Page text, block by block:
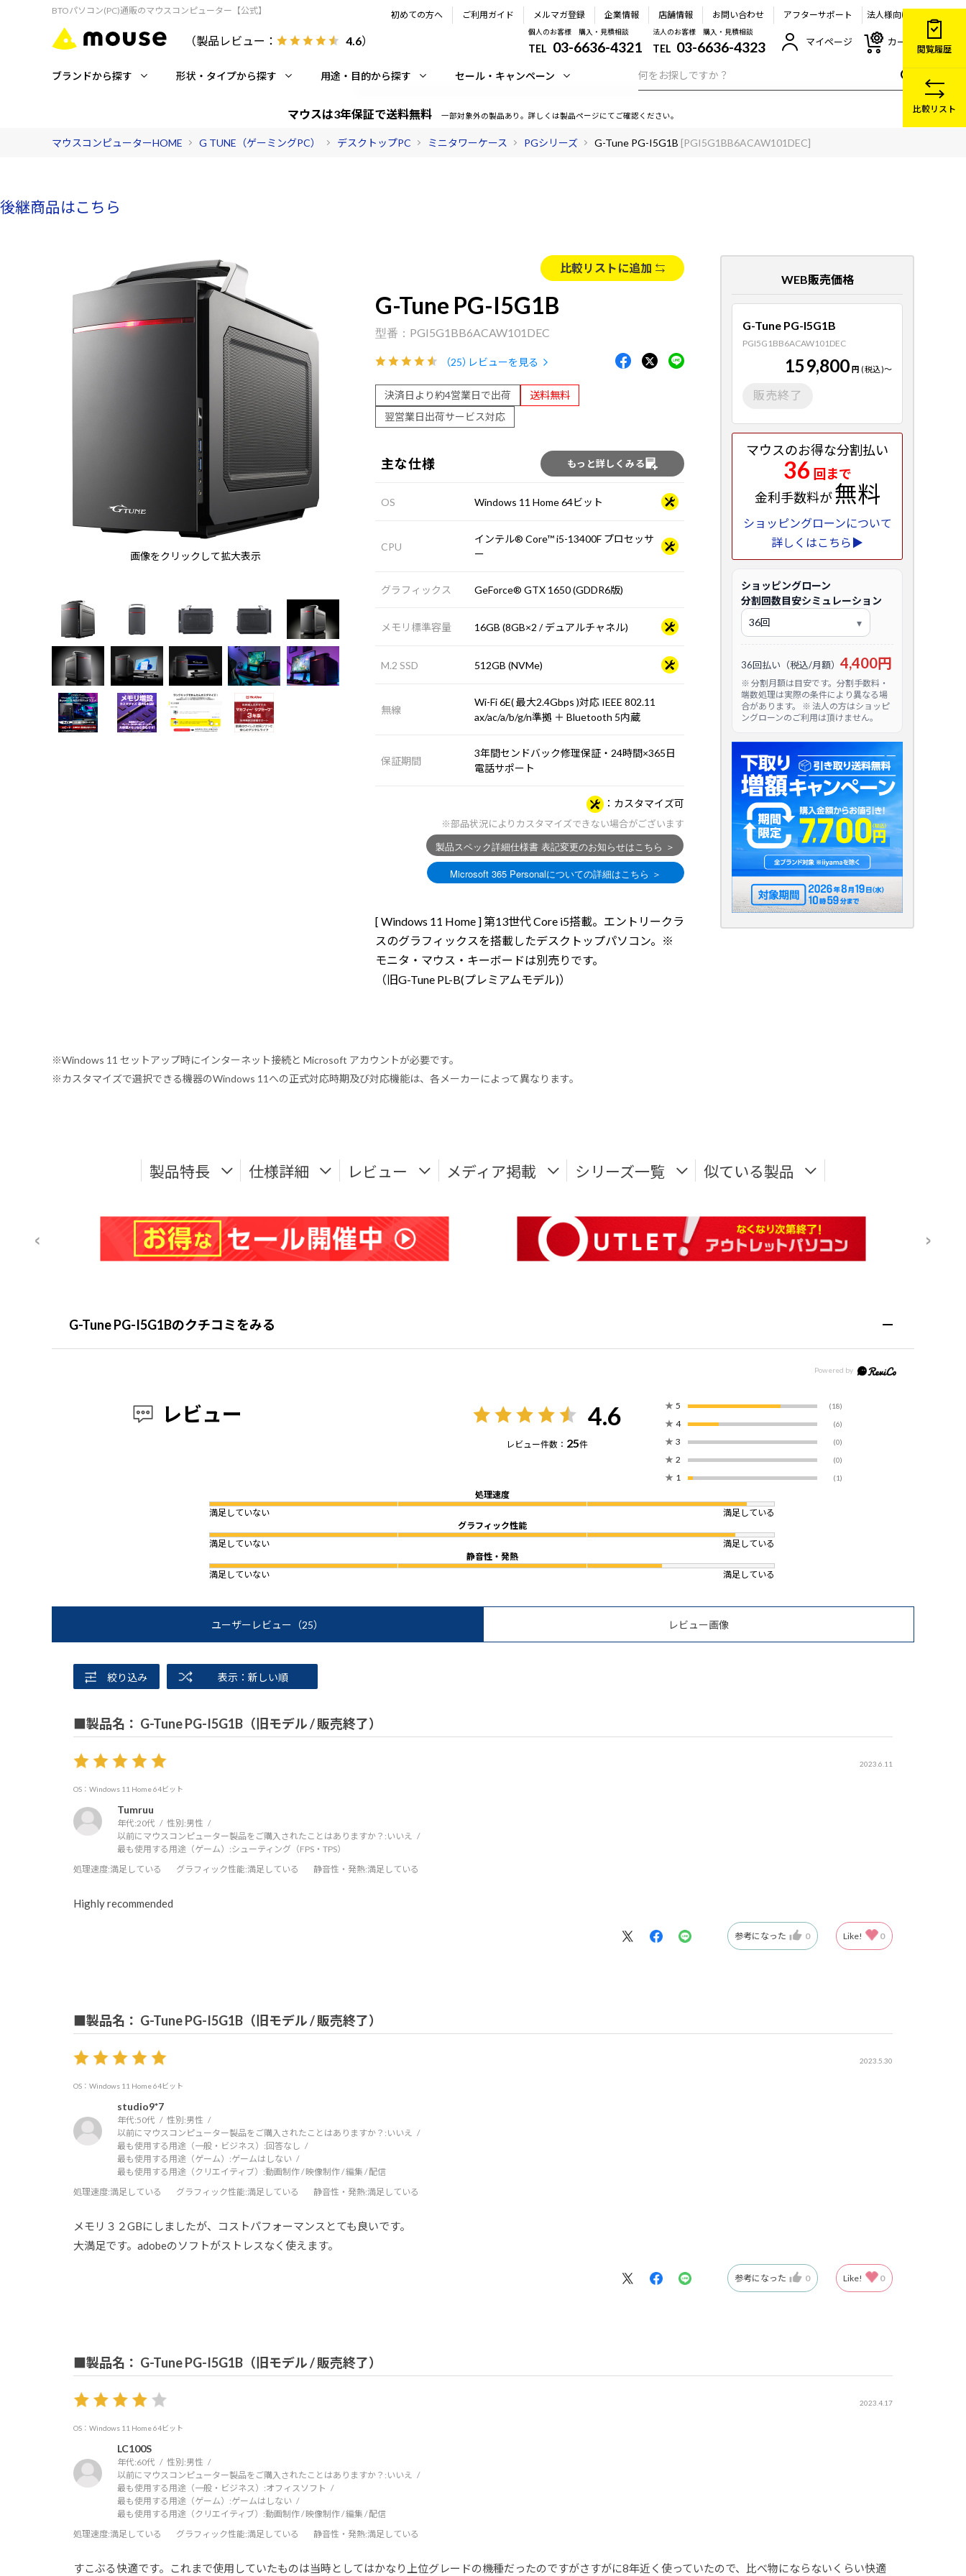
BTOパソコン(PC)通販のマウスコンピューター【公式】
（製品レビュー： 4.6）
初めての方へ ご利用ガイド メルマガ登録 企業情報 店舗情報 お問い合わせ アフターサポート 法人様向け
個人のお客様 購入・見積相談
TEL 03-6636-4321
法人のお客様 購入・見積相談
TEL 03-6636-4323 マイページ カート
ブランドから探す 形状・タイプから探す 用途・目的から探す セール・キャンペーン
マウスは3年保証で送料無料 一部対象外の製品あり。詳しくは製品ページにてご確認ください。
マウスコンピューターHOME G TUNE（ゲーミングPC） デスクトップPC ミニタワーケース PGシリーズ G-Tune PG-I5G1B [PGI5G1BB6ACAW101DEC]
後継商品はこちら
画像をクリックして拡大表示
比較リストに追加
G-Tune PG-I5G1B
PGI5G1BB6ACAW101DEC
（25）レビューを見る
決済日より約4営業日で出荷
送料無料
翌営業日出荷サービス対応
主な仕様 もっと詳しくみる
OS Windows 11 Home 64ビット
CPU
インテル® Core™ i5-13400F プロセッサ
ー
グラフィックス GeForce® GTX 1650 (GDDR6版)
メモリ標準容量 16GB (8GB×2 / デュアルチャネル)
M.2 SSD 512GB (NVMe)
無線
Wi-Fi 6E( 最大2.4Gbps )対応 IEEE 802.11
ax/ac/a/b/g/n準拠 ＋ Bluetooth 5内蔵
保証期間
3年間センドバック修理保証・24時間×365日
電話サポート
カスタマイズ可
※部品状況によりカスタマイズできない場合がございます
[ Windows 11 Home ] 第13世代 Core i5搭載。エントリークラ
スのグラフィックスを搭載したデスクトップパソコン。※
モニタ・マウス・キーボードは別売りです。
（旧G-Tune PL-B(プレミアムモデル)）
WEB販売価格
G-Tune PG-I5G1B
PGI5G1BB6ACAW101DEC
159,800 円 (税込)～
販売終了
マウスのお得な分割払い
36 回まで
金利手数料が無料
ショッピングローンについて
詳しくはこちら▶
ショッピングローン
分割回数目安シミュレーション
36回払い（税込/月額） 4,400円
※ 分割月額は目安です。分割手数料・
端数処理は実際の条件により異なる場
合があります。 ※ 法人の方はショッピ
ングローンのご利用は頂けません。
※Windows 11 セットアップ時にインターネット接続と Microsoft アカウントが必要です。
※カスタマイズで選択できる機器のWindows 11への正式対応時期及び対応機能は、各メーカーによって異なります。
製品特長 仕様詳細 レビュー メディア掲載 シリーズ一覧 似ている製品
G-Tune PG-I5G1Bのクチコミをみる
レビュー 4.6
レビュー件数： 25件
★ 5 (18)
★ 4 (6)
★ 3 (0)
★ 2 (0)
★ 1 (1)
処理速度
満足していない
満足している
グラフィック性能
満足していない
満足している
静音性・発熱
満足していない
満足している
ユーザーレビュー （25） レビュー画像
絞り込み 表示：新しい順
■製品名： G-Tune PG-I5G1B（旧モデル / 販売終了）
2023.6.11
OS：Windows 11 Home 64ビット
Tumruu
年代:20代 性別:男性
以前にマウスコンピューター製品をご購入されたことはありますか？: いいえ
最も使用する用途（ゲーム）:シューティング（FPS・TPS）
処理速度:満足している グラフィック性能:満足している 静音性・発熱:満足している
Highly recommended
参考になった 0 Like! 0
■製品名： G-Tune PG-I5G1B（旧モデル / 販売終了）
2023.5.30
OS：Windows 11 Home 64ビット
studio9*7
年代:50代 性別:男性
以前にマウスコンピューター製品をご購入されたことはありますか？: いいえ
最も使用する用途（一般・ビジネス）: 回答なし
最も使用する用途（ゲーム）:ゲームはしない
最も使用する用途（クリエイティブ）:動画制作 / 映像制作 / 編集 / 配信
処理速度:満足している グラフィック性能:満足している 静音性・発熱:満足している
メモリ３２GBにしましたが、コストパフォーマンスとても良いです。
大満足です。adobeのソフトがストレスなく使えます。
参考になった 0 Like! 0
■製品名： G-Tune PG-I5G1B（旧モデル / 販売終了）
2023.4.17
OS：Windows 11 Home 64ビット
LC100S
年代:60代 性別:男性
以前にマウスコンピューター製品をご購入されたことはありますか？: いいえ
最も使用する用途（一般・ビジネス）:オフィスソフト
最も使用する用途（ゲーム）:ゲームはしない
最も使用する用途（クリエイティブ）:動画制作 / 映像制作 / 編集 / 配信
処理速度:満足している グラフィック性能:満足している 静音性・発熱:満足している
すこぶる快適です。これまで使用していたものは当時としてはかなり上位グレードの機種だったのですがさすがに8年近く使っていたので、比べ物にならないくらい快適
閲覧履歴
比較リスト